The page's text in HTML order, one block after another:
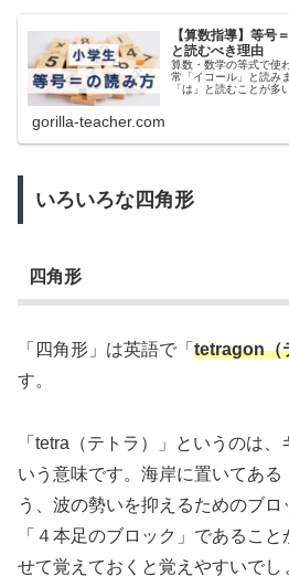
【算数指導】等号
と読むべき理由
算数・数学の等式で使
常「イコール」と読み
「は」と読むことが多
gorilla-teacher.com
いろいろな四角形
四角形
「四角形」は英語で「 tetragon（
す。
「tetra（テトラ）」というのは
いう意味です。海岸に置いてあ
う、波の勢いを抑えるためのブ
「４本足のブロック」であるこ
せて覚えておくと覚えやすいでし